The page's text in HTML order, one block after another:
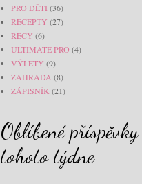
PRO DĚTI(36)
RECEPTY (27)
RECY (6)
ULTIMATE PRO (4)
VÝLETY (9)
ZAHRADA (8)
ZÁPISNÍK (21)
Oblíbené příspěvky
tohoto týdne